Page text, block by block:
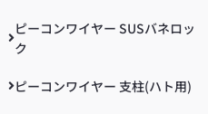
ピーコンワイヤー SUSバネロッ
ク
ピーコンワイヤー 支柱(ハト用)